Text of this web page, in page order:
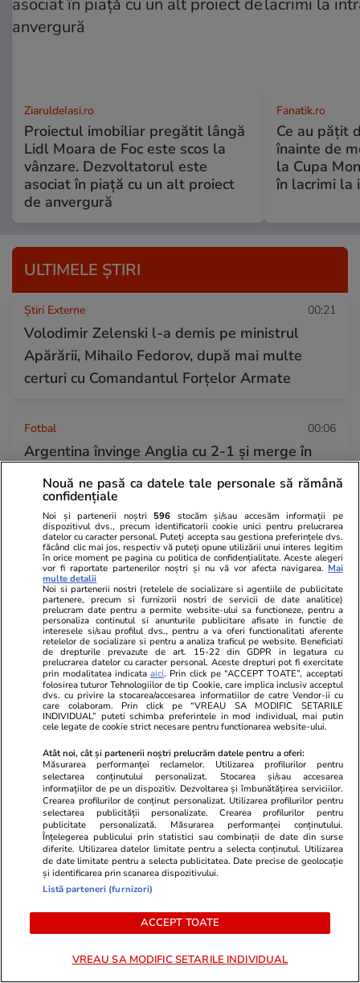
ZiaruldeIasi.ro
Proiectul imobiliar pregătit lângă
Lidl Moara de Foc este scos la
vânzare. Dezvoltatorul este
asociat în piață cu un alt proiect
de anvergură
Fanatik.ro
Ce au pățit
înainte de
la Cupa
în lacrimi la
ULTIMELE ȘTIRI
Știri Externe 00:21
Volodimir Zelenski l-a demis pe ministrul
Apărării, Mihailo Fedorov, după mai multe
certuri cu Comandantul Forțelor Armate
Fotbal 00:06
Argentina învinge Anglia cu 2-1 și merge în
finala Cupei Mondiale, după o nouă
„remontada”
Vacanțe și Cultură 15 iul.
Este corect sau nu să lăsăm scaunul pe spate
în avion vara? O fostă stewardesă explică la ce
să fim atenți
Știri Externe 15 iul.
Președintele Serbiei, Aleksandar Vučić,
singurul lider care a refuzat să semneze
Declarația de la Kiev
Citește mai multe
TRENDING
Fotbal
Argentina învinge Anglia cu 2-1 și merge în
finala Cupei Mondiale, după o nouă
Nouă ne pasă ca datele tale personale să rămână
confidențiale
Noi și partenerii noștri 596 stocăm și/sau accesăm informații pe
dispozitivul dvs., precum identificatorii cookie unici pentru prelucrarea
datelor cu caracter personal. Puteți accepta sau gestiona preferințele dvs.
făcând clic mai jos, respectiv vă puteți opune utilizării unui interes legitim
în orice moment pe pagina cu politica de confidențialitate. Aceste alegeri
vor fi raportate partenerilor noștri și nu vă vor afecta navigarea. Mai
multe detalii
Noi si partenerii nostri (retelele de socializare si agentiile de publicitate
partenere, precum si furnizorii nostri de servicii de date analitice)
prelucram date pentru a permite website-ului sa functioneze, pentru a
personaliza continutul si anunturile publicitare afisate in functie de
interesele si/sau profilul dvs., pentru a va oferi functionalitati aferente
retelelor de socializare si pentru a analiza traficul pe website. Beneficiati
de drepturile prevazute de art. 15-22 din GDPR in legatura cu
prelucrarea datelor cu caracter personal. Aceste drepturi pot fi exercitate
prin modalitatea indicataaici. Prin click pe “ACCEPT TOATE”, acceptati
folosirea tuturor Tehnologiilor de tip Cookie, care implica inclusiv acceptul
dvs. cu privire la stocarea/accesarea informatiilor de catre Vendor-ii cu
care colaboram. Prin click pe “VREAU SA MODIFIC SETARILE
INDIVIDUAL” puteti schimba preferintele in mod individual, mai putin
cele legate de cookie strict necesare pentru functionarea website-ului.
Atât noi, cât și partenerii noștri prelucrăm datele pentru a oferi:
Măsurarea performanței reclamelor. Utilizarea profilurilor pentru
selectarea conținutului personalizat. Stocarea și/sau accesarea
informațiilor de pe un dispozitiv. Dezvoltarea și îmbunătățirea serviciilor.
Crearea profilurilor de conținut personalizat. Utilizarea profilurilor pentru
selectarea publicității personalizate. Crearea profilurilor pentru
publicitate personalizată. Măsurarea performanței conținutului.
Înțelegerea publicului prin statistici sau combinații de date din surse
diferite. Utilizarea datelor limitate pentru a selecta conținutul. Utilizarea
de date limitate pentru a selecta publicitatea. Date precise de geolocație
și identificarea prin scanarea dispozitivului.
Listă parteneri (furnizori)
ACCEPT TOATE
VREAU SA MODIFIC SETARILE INDIVIDUAL